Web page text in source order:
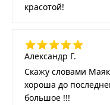
красотой!
Александр Г.
Скажу словами
хороша до
большое !!!